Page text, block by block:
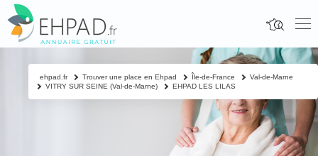
ehpad.fr Trouver une place en Ehpad Île-de-France
Val-de-Marne
VITRY SUR SEINE (Val-de-Marne)
EHPAD LES LILAS